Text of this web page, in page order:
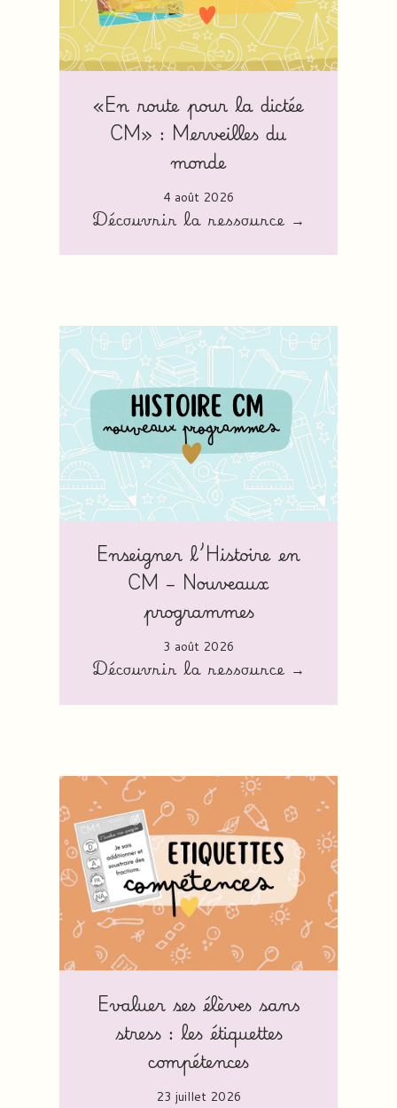
«En route pour la dictée
CM» : Merveilles du
monde
4 août 2026
Découvrir la ressource →
Enseigner l’Histoire en
CM – Nouveaux
programmes
3 août 2026
Découvrir la ressource →
Evaluer ses élèves sans
stress : les étiquettes
compétences
23 juillet 2026